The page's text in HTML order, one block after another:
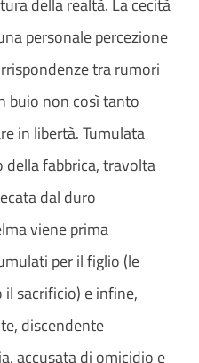
personale percezione
tra rumori
buio non così tanto
in libertà. Tumulata
della fabbrica, travolta
dal duro
viene prima
per il figlio (le
sacrificio) e infine,
discendente
accusata di omicidio e